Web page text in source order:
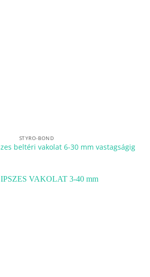
STYRO-BOND
beltéri vakolat 6-30 mm vastagságig